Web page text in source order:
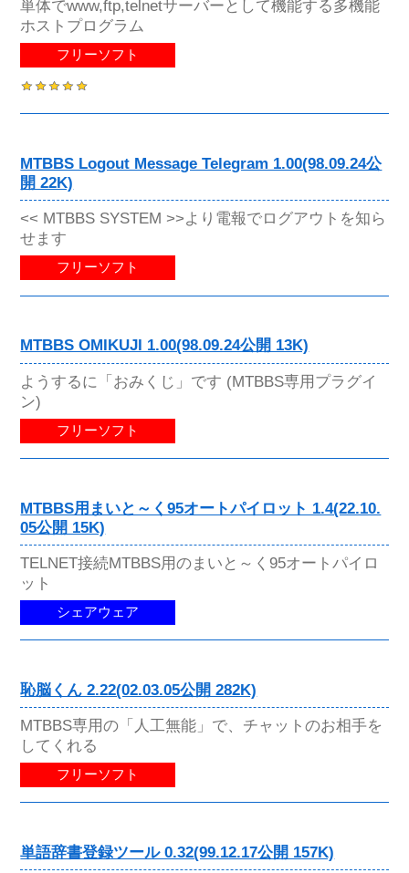
単体でwww,ftp,telnetサーバーとして機能する多機能
ホストプログラム
フリーソフト
MTBBS Logout Message Telegram 1.00(98.09.24公
開 22K)
<< MTBBS SYSTEM >>より電報でログアウトを知ら
せます
フリーソフト
MTBBS OMIKUJI 1.00(98.09.24公開 13K)
ようするに「おみくじ」です (MTBBS専用プラグイ
ン)
フリーソフト
MTBBS用まいと～く95オートパイロット 1.4(22.10.
05公開 15K)
TELNET接続MTBBS用のまいと～く95オートパイロ
ット
シェアウェア
恥脳くん 2.22(02.03.05公開 282K)
MTBBS専用の「人工無能」で、チャットのお相手を
してくれる
フリーソフト
単語辞書登録ツール 0.32(99.12.17公開 157K)